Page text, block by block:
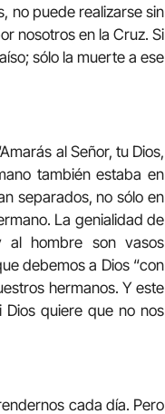
no puede realizarse sin
nosotros en la Cruz. Si
sólo la muerte a ese
al Señor, tu Dios,
también estaba en
separados, no sólo en
La genialidad de
al hombre son vasos
debemos a Dios “con
hermanos. Y este
quiere que no nos
cada día. Pero